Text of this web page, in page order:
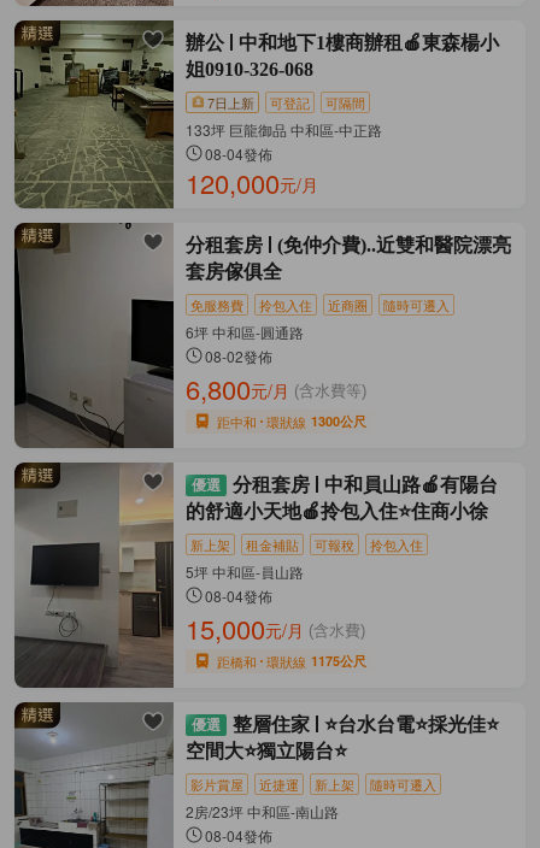
辦公
中和地下1樓商辦租🍎東森楊小
姐0910-326-068
7日上新 可登記 可隔間
133坪 巨龍御品 中和區-中正路
08-04發佈
120,000元/月
分租套房
(免仲介費)..近雙和醫院漂亮
套房傢俱全
免服務費 拎包入住 近商圈 隨時可遷入
6坪 中和區-圓通路
08-02發佈
6,800元/月 (含水費等)
距中和 環狀線 1300公尺
分租套房
中和員山路🍎有陽台
的舒適小天地🍎拎包入住⭐住商小徐
新上架 租金補貼 可報稅 拎包入住
5坪 中和區-員山路
08-04發佈
15,000元/月 (含水費)
距橋和 環狀線 1175公尺
整層住家
⭐台水台電⭐採光佳⭐
空間大⭐獨立陽台⭐
影片賞屋 近捷運 新上架 隨時可遷入
2房/23坪 中和區-南山路
08-04發佈